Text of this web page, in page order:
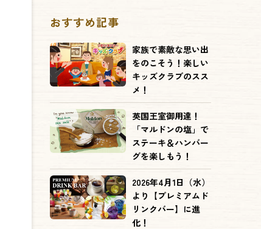
おすすめ記事
家族で素敵な思い出
をのこそう！楽しい
キッズクラブのスス
メ！
英国王室御用達！
「マルドンの塩」で
ステーキ＆ハンバー
グを楽しもう！
2026年4月1日（水）
より【プレミアムド
リンクバー】に進
化！